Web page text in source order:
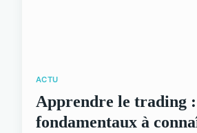
ACTU
Apprendre le trading
fondamentaux à